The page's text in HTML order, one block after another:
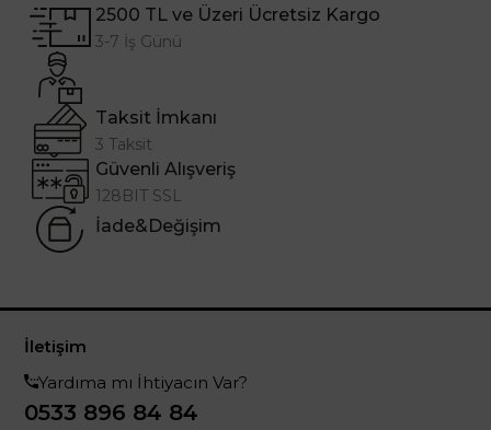
2500 TL ve Üzeri Ücretsiz Kargo
3-7 İş Günü
Taksit İmkanı
3 Taksit
Güvenli Alışveriş
128BIT SSL
İade&Değişim
İletişim
Yardıma mı İhtiyacın Var?
0533 896 84 84